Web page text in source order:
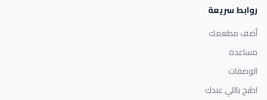
روابط سريعة
أضف مطعمك
مساعدة
الوصفات
اطبخ باللي عندك